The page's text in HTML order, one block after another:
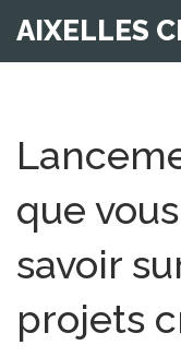
AIXELLES
que
savoir
projets